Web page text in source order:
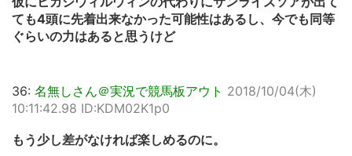
ても4頭に先着出来なかった可能性はあるし、今でも同等
ぐらいの力はあると思うけど
36: 名無しさん＠実況で競馬板アウト 2018/10/04(木)
10:11:42.98 ID:KDM02K1p0
もう少し差がなければ楽しめるのに。